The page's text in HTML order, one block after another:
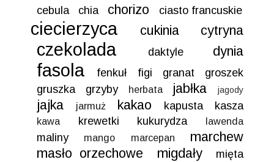
cebula chia chorizo ciasto francuskie
ciecierzyca cukinia cytryna
czekolada daktyle dynia
fasola fenkuł figi granat
groszek
gruszka
grzyby herbata jabłka jagody
jajka jarmuż kakao kapusta kasza
kawa krewetki kukurydza lawenda
maliny mango marcepan
marchew
masło orzechowe
migdały
mięta